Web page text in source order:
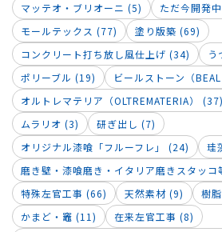
マッテオ・ブリオーニ (5)
ただ今開発
モールテックス (77)
塗り版築 (69)
コンクリート打ち放し風仕上げ (34)
う
ポリーブル (19)
ビールストーン（
オルトレマテリア（OLTREMATERIA） (37)
ムラリオ (3)
研ぎ出し (7)
オリジナル漆喰「フルーフレ」 (24)
珪
磨き壁・漆喰磨き・イタリア磨きスタッコ
特殊左官工事 (66)
天然素材 (9)
樹
かまど・竈 (11)
在来左官工事 (8)